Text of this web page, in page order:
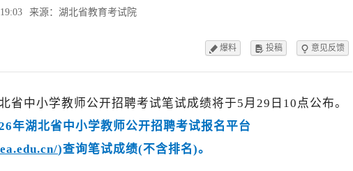
来源：湖北省教育考试院
爆料  投稿  意见反馈
省中小学教师公开招聘考试笔试成绩将于5月29日10点公布。
年湖北省中小学教师公开招聘考试报名平台
)查询笔试成绩(不含排名)。